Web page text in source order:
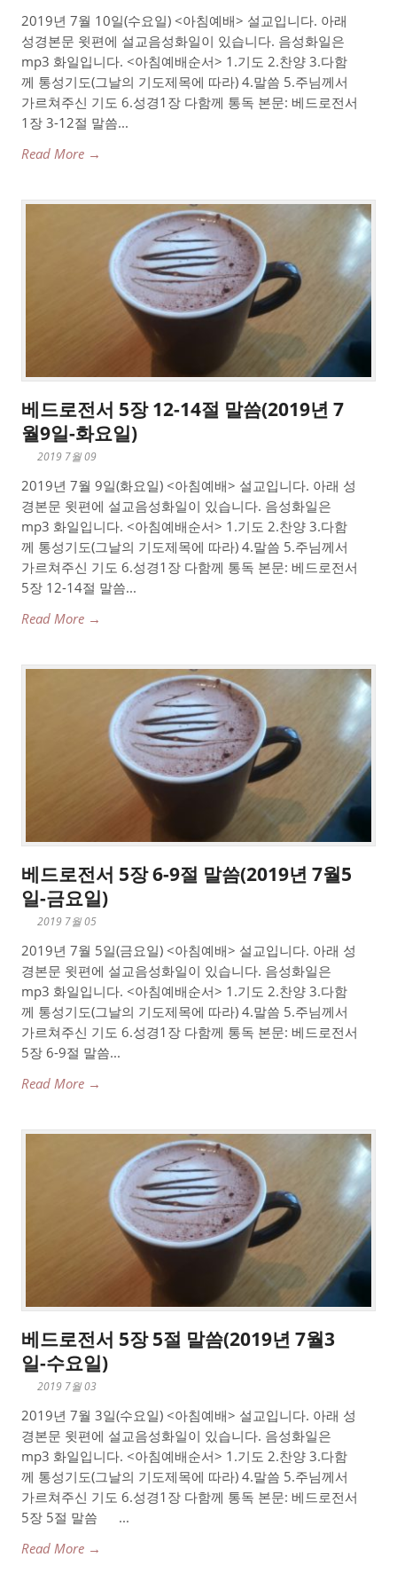
2019년 7월 10일(수요일) <아침예배> 설교입니다. 아래
성경본문 윗편에 설교음성화일이 있습니다. 음성화일은
mp3 화일입니다. <아침예배순서> 1.기도 2.찬양 3.다함
께 통성기도(그날의 기도제목에 따라) 4.말씀 5.주님께서
가르쳐주신 기도 6.성경1장 다함께 통독 본문: 베드로전서
1장 3-12절 말씀...
Read More →
베드로전서 5장 12-14절 말씀(2019년 7
월9일-화요일)
2019 7월 09
2019년 7월 9일(화요일) <아침예배> 설교입니다. 아래 성
경본문 윗편에 설교음성화일이 있습니다. 음성화일은
mp3 화일입니다. <아침예배순서> 1.기도 2.찬양 3.다함
께 통성기도(그날의 기도제목에 따라) 4.말씀 5.주님께서
가르쳐주신 기도 6.성경1장 다함께 통독 본문: 베드로전서
5장 12-14절 말씀...
Read More →
베드로전서 5장 6-9절 말씀(2019년 7월5
일-금요일)
2019 7월 05
2019년 7월 5일(금요일) <아침예배> 설교입니다. 아래 성
경본문 윗편에 설교음성화일이 있습니다. 음성화일은
mp3 화일입니다. <아침예배순서> 1.기도 2.찬양 3.다함
께 통성기도(그날의 기도제목에 따라) 4.말씀 5.주님께서
가르쳐주신 기도 6.성경1장 다함께 통독 본문: 베드로전서
5장 6-9절 말씀...
Read More →
베드로전서 5장 5절 말씀(2019년 7월3
일-수요일)
2019 7월 03
2019년 7월 3일(수요일) <아침예배> 설교입니다. 아래 성
경본문 윗편에 설교음성화일이 있습니다. 음성화일은
mp3 화일입니다. <아침예배순서> 1.기도 2.찬양 3.다함
께 통성기도(그날의 기도제목에 따라) 4.말씀 5.주님께서
가르쳐주신 기도 6.성경1장 다함께 통독 본문: 베드로전서
5장 5절 말씀 ...
Read More →